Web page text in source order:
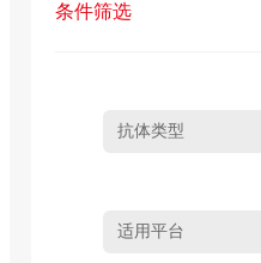
条件筛选
抗体类型
适用平台